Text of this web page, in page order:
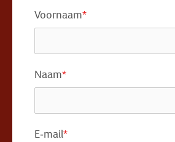
Voornaam*
Naam*
E-mail*